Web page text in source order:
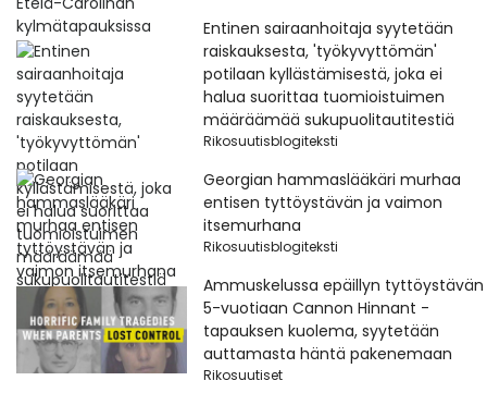
Entinen sairaanhoitaja syytetään
raiskauksesta, 'työkyvyttömän'
potilaan kyllästämisestä, joka ei
halua suorittaa tuomioistuimen
määräämää sukupuolitautitestiä
Rikosuutisblogiteksti
Georgian hammaslääkäri murhaa
entisen tyttöystävän ja vaimon
itsemurhana
Rikosuutisblogiteksti
Ammuskelussa epäillyn tyttöystävän
5-vuotiaan Cannon Hinnant -
tapauksen kuolema, syytetään
auttamasta häntä pakenemaan
Rikosuutiset